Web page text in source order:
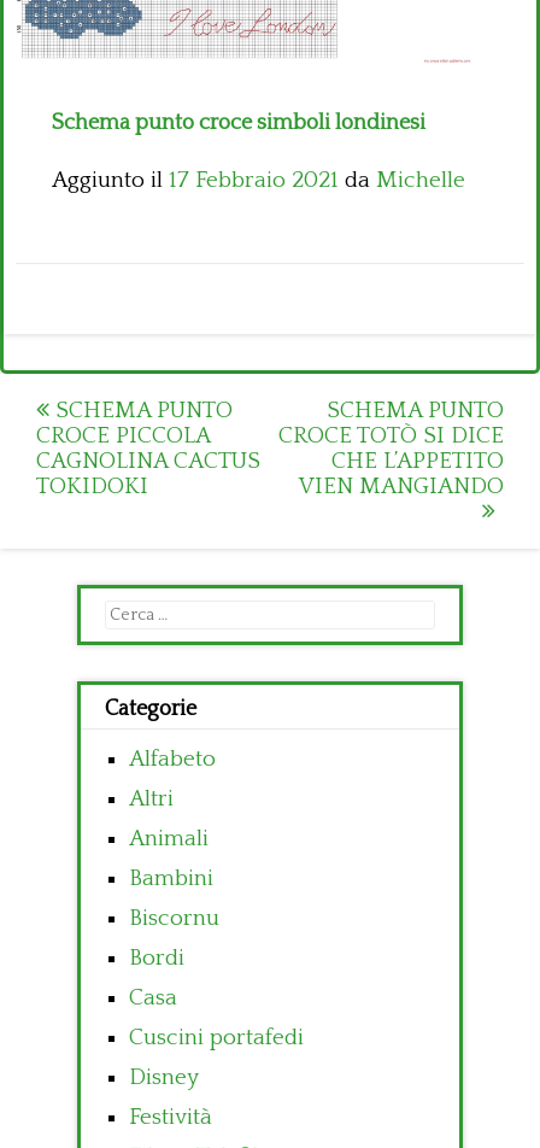
Schema punto croce simboli londinesi
Aggiunto il 17 Febbraio 2021 da Michelle
Post
navigation
SCHEMA PUNTO
CROCE PICCOLA
CAGNOLINA CACTUS
TOKIDOKI
SCHEMA PUNTO
CROCE TOTÒ SI DICE
CHE L’APPETITO
VIEN MANGIANDO
Ricerca
per:
Categorie
Alfabeto
Altri
Animali
Bambini
Biscornu
Bordi
Casa
Cuscini portafedi
Disney
Festività